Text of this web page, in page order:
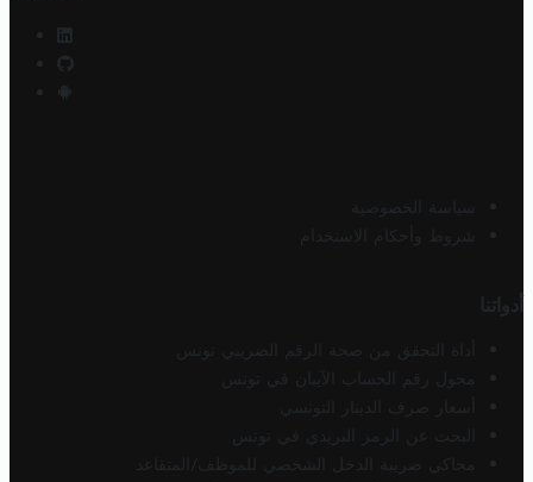
سياسة الخصوصية
شروط وأحكام الاستخدام
أدواتنا
أداة التحقق من صحة الرقم الضريبي تونس
محول رقم الحساب الآيبان في تونس
أسعار صرف الدينار التونسي
البحث عن الرمز البريدي في تونس
محاكي ضريبة الدخل الشخصي للموظف/المتقاعد